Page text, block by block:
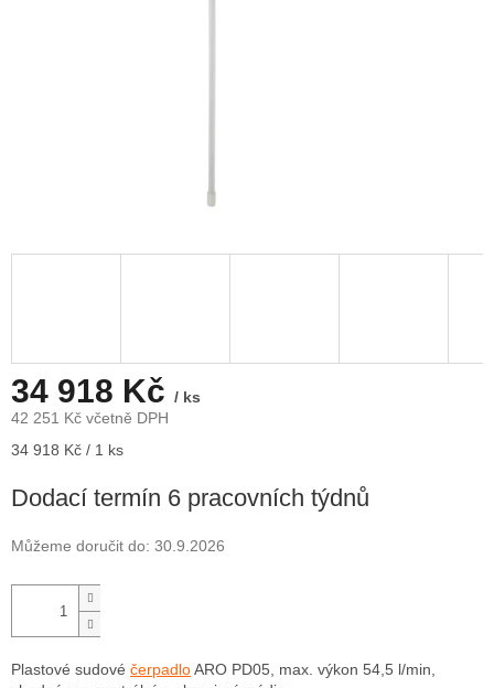
34 918 Kč / ks
42 251 Kč včetně DPH
Měrná
34 918 Kč / 1 ks
Dodací termín 6 pracovních týdnů
Můžeme doručit do: 30.9.2026
Plastové sudové čerpadloARO PD05, max. výkon 54,5 l/min,